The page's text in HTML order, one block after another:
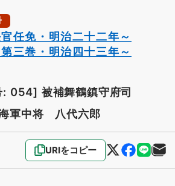
任免・明治二十二年～
三巻・明治四十三年～
: 054] 被補舞鶴鎮守府司
軍中将 八代六郎
URIをコピー